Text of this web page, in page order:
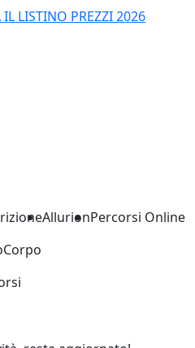
IL LISTINO PREZZI 2026
AllurionPercorsi Online
Corpo